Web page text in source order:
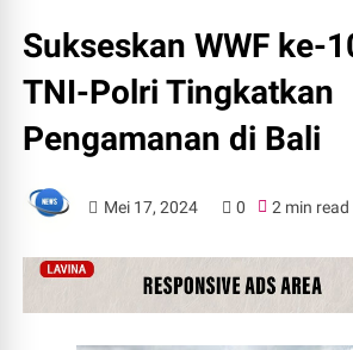
Sukseskan WWF ke-
TNI-Polri Tingkatkan
Pengamanan di Bali
Mei 17, 2024 0 2 min read